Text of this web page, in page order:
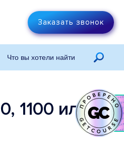
Заказать звонок
1100 или